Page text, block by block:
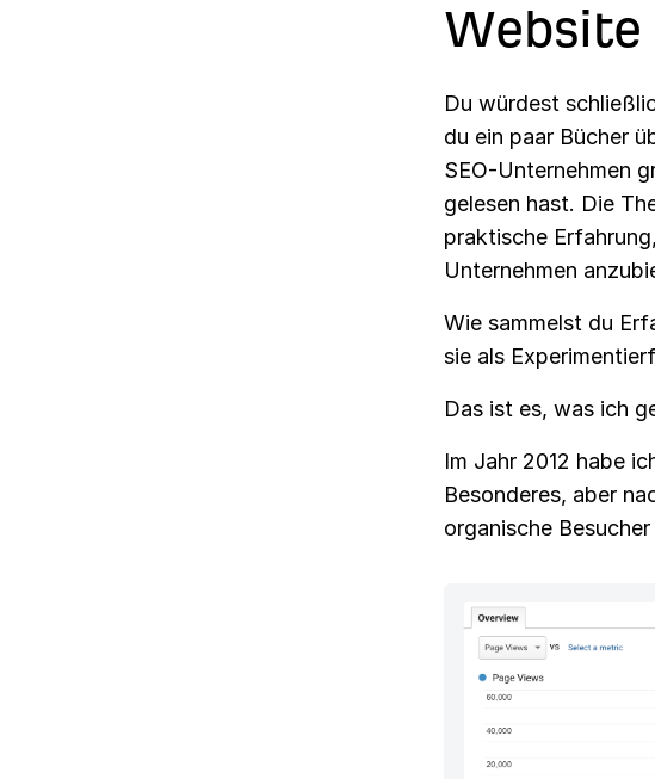
Website
Du würdest
du ein paar Bücher
SEO-Unternehmen
gelesen hast. Die
praktische
Unternehmen
Wie sammelst du
sie als
Das ist es, was ich
Im Jahr 2012 habe
Besonderes, aber
organische